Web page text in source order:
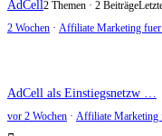
AdCell2 Themen · 2 Beiträge
2 Wochen · Affiliate Marketing fuer
AdCell als Einstiegsnetzw …
vor 2 Wochen · Affiliate Marketing